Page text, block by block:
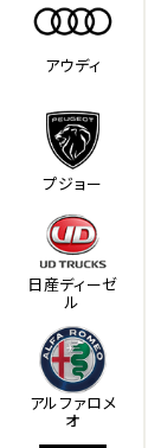
アウディ
プジョー
日産ディーゼ
ル
アルファロメ
オ